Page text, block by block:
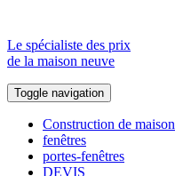
Le spécialiste des prix
de la maison neuve
Toggle navigation
Construction de maison
fenêtres
portes-fenêtres
DEVIS